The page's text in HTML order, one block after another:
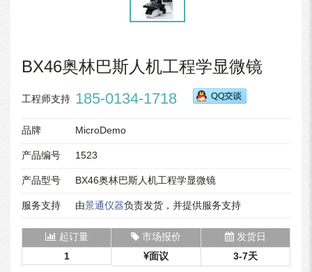
BX46奥林巴斯人机工程学显微镜
工程师支持 185-0134-1718
品牌 MicroDemo
产品编号 1523
产品型号 BX46奥林巴斯人机工程学显微镜
服务支持 由景通仪器负责发货，并提供服务支持
起订量 市场报价
发货日
1
面议 3-7天